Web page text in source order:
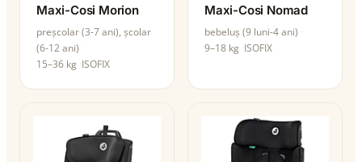
Maxi-Cosi Morion
preșcolar (3-7 ani), școlar
(6-12 ani)
15–36 kg ISOFIX
Maxi-Cosi Nomad
bebeluș (9 luni-4 ani)
9–18 kg ISOFIX